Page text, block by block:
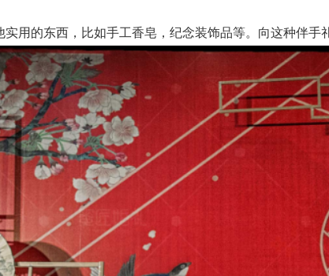
的东西，比如手工香皂，纪念装饰品等。向这种伴手